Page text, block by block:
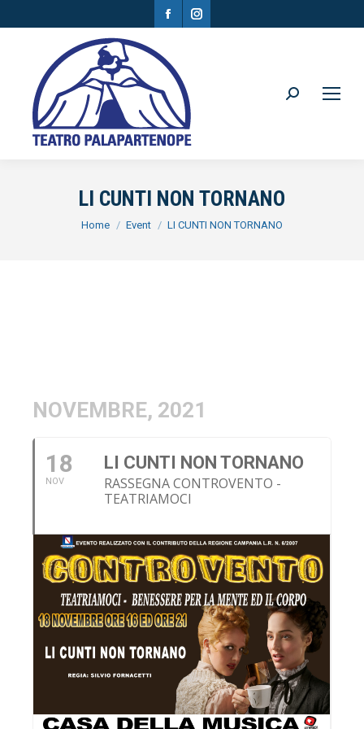
Facebook
opens
in
new
window
Instagram
Search:
LI CUNTI NON TORNANO
You are here:
Home Event LI CUNTI NON TORNANO
NOVEMBRE, 2021
18
NOV
LI CUNTI NON TORNANO
RASSEGNA CONTROVENTO -
TEATRIAMOCI